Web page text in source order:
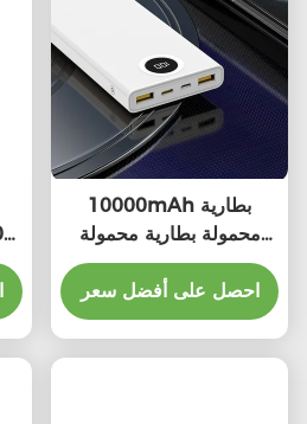
10000mAh بطارية
محمولة بطارية محمولة
بطارية محمولة بطارية
احصل على أفضل سعر